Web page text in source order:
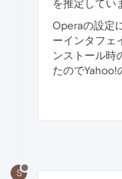
を推定してい
Operaの設定
ーインタフェ
ンストール時
たのでYahoo!
S